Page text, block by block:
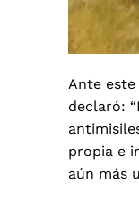
Ante este
declaró:
propia e
aún más